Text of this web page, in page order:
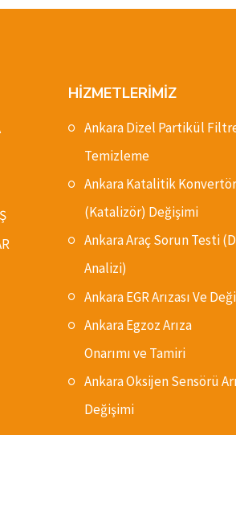
HİZMETLERİMİZ
Ankara Dizel Partikül
Temizleme
Ankara Katalitik Konvertör
(Katalizör) Değişimi
Ankara Araç Sorun Testi
Analizi)
Ankara EGR Arızası Ve
Ankara Egzoz Arıza
Onarımı ve Tamiri
Ankara Oksijen Sensörü
Değişimi